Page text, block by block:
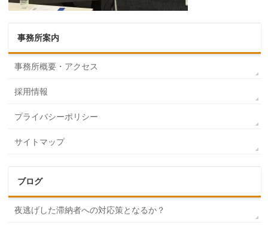
事務所案内
事務所概要・アクセス
採用情報
プライバシーポリシー
サイトマップ
ブログ
夜逃げした滞納者への対応策となるか？